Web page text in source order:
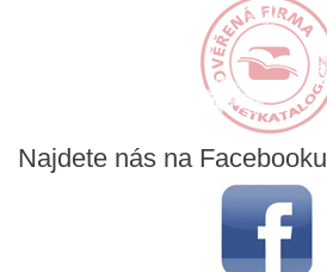
Najdete nás na Facebooku